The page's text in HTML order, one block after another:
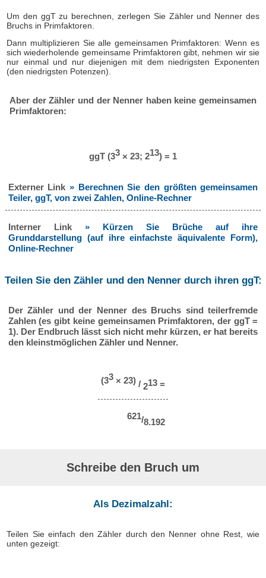
Um den ggT zu berechnen, zerlegen Sie Zähler und Nenner des
Bruchs in Primfaktoren.
Dann multiplizieren Sie alle gemeinsamen Primfaktoren: Wenn es
sich wiederholende gemeinsame Primfaktoren gibt, nehmen wir sie
nur einmal und nur diejenigen mit dem niedrigsten Exponenten
(den niedrigsten Potenzen).
Aber der Zähler und der Nenner haben keine gemeinsamen
Primfaktoren:
ggT (33 × 23; 213) = 1
Externer Link» Berechnen Sie den größten gemeinsamen
Teiler, ggT, von zwei Zahlen, Online-Rechner
Interner Link » Kürzen Sie Brüche auf ihre
Grunddarstellung (auf ihre einfachste äquivalente Form),
Online-Rechner
Teilen Sie den Zähler und den Nenner durch ihren ggT:
Der Zähler und der Nenner des Bruchs sind teilerfremde
Zahlen (es gibt keine gemeinsamen Primfaktoren, der ggT =
1). Der Endbruch lässt sich nicht mehr kürzen, er hat bereits
den kleinstmöglichen Zähler und Nenner.
(33 × 23) / 213 =
621/8.192
Schreibe den Bruch um
Als Dezimalzahl:
Teilen Sie einfach den Zähler durch den Nenner ohne Rest, wie
unten gezeigt: